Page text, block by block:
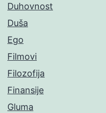
Duhovnost
Duša
Ego
Filmovi
Filozofija
Finansije
Gluma